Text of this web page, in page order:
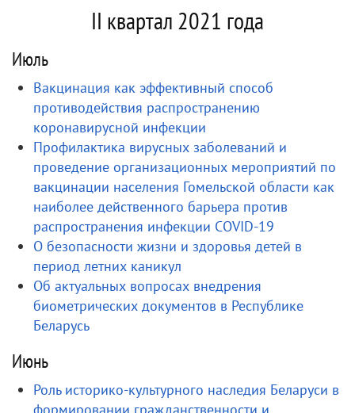
II квартал 2021 года
Июль
Вакцинация как эффективный способ
противодействия распространению
коронавирусной инфекции
Профилактика вирусных заболеваний и
проведение организационных мероприятий по
вакцинации населения Гомельской области как
наиболее действенного барьера против
распространения инфекции COVID-19
О безопасности жизни и здоровья детей в
период летних каникул
Об актуальных вопросах внедрения
биометрических документов в Республике
Беларусь
Июнь
Роль историко-культурного наследия Беларуси в
формировании гражданственности и